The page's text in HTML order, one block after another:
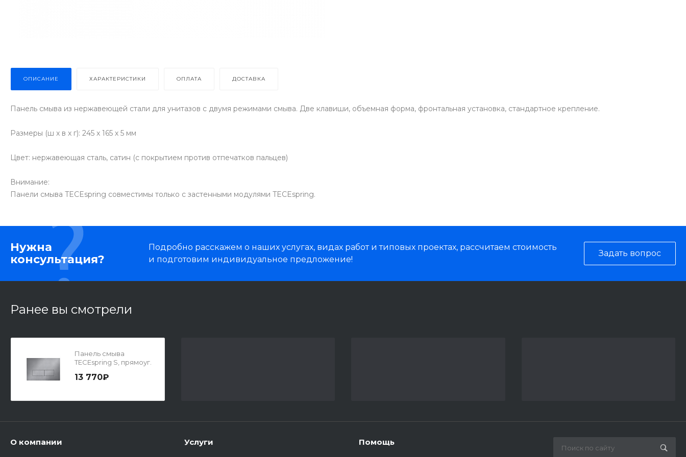
ОПИСАНИЕ ХАРАКТЕРИСТИКИ ОПЛАТА ДОСТАВКА
Панель смыва из нержавеющей стали для унитазов c двумя режимами смыва. Две клавиши, объемная форма, фронтальная установка, стандартное крепление.
Размеры (ш x в x г): 245 х 165 х 5 мм
Цвет: нержавеющая сталь, сатин (с покрытием против отпечатков пальцев)
Внимание:
Панели смыва TECEspring совместимы только с застенными модулями TECEspring.
Нужна
консультация?
Подробно расскажем о наших услугах, видах работ и типовых проектах, рассчитаем стоимость
и подготовим индивидуальное предложение!
Задать вопрос
Ранее вы смотрели
Панель смыва
TECEspring S, прямоуг.
сатин, с покрытием
13 770₽
О компании Услуги Помощь